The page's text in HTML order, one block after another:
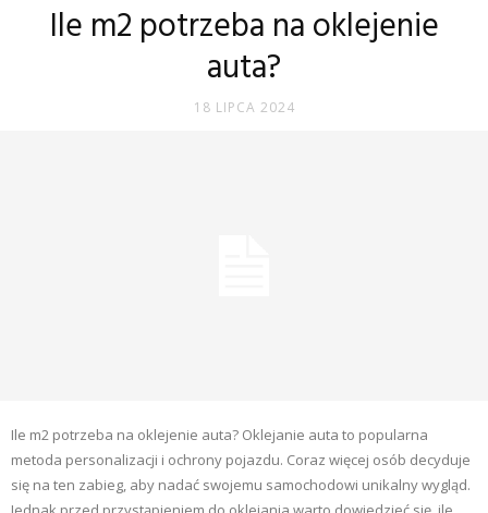
Ile m2 potrzeba na oklejenie
auta?
18 LIPCA 2024
Ile m2 potrzeba na oklejenie auta? Oklejanie auta to popularna
metoda personalizacji i ochrony pojazdu. Coraz więcej osób decyduje
się na ten zabieg, aby nadać swojemu samochodowi unikalny wygląd.